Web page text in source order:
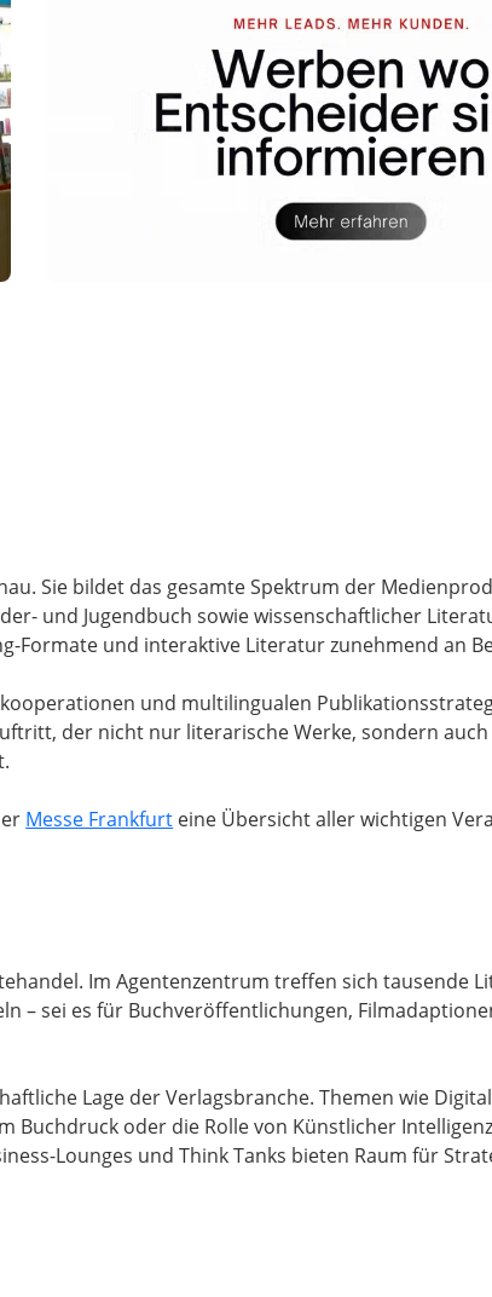
Sie bildet das gesamte Spektrum der
und Jugendbuch sowie wissenschaftlicher
Formate und interaktive Literatur zunehmend an
und multilingualen
der nicht nur literarische Werke, sondern
Messe Frankfurt eine Übersicht aller wichtigen
Im Agentenzentrum treffen sich tausende
– sei es für Buchveröffentlichungen,
Lage der Verlagsbranche. Themen wie
oder die Rolle von Künstlicher
Lounges und Think Tanks bieten Raum für